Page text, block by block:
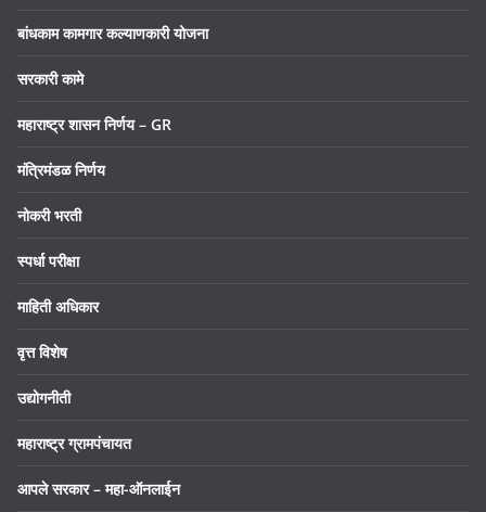
बांधकाम कामगार कल्याणकारी योजना
सरकारी कामे
महाराष्ट्र शासन निर्णय – GR
मंत्रिमंडळ निर्णय
नोकरी भरती
स्पर्धा परीक्षा
माहिती अधिकार
वृत्त विशेष
उद्योगनीती
महाराष्ट्र ग्रामपंचायत
आपले सरकार – महा-ऑनलाईन